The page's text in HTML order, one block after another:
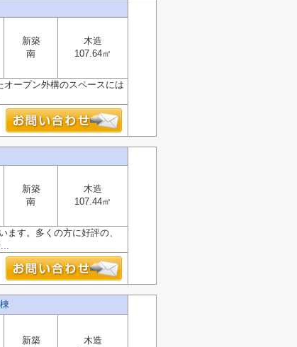
新築
南
木造
107.64㎡
ープン外構のスペースには
新築
南
木造
107.44㎡
す。多くの方に好評の、
新築
木造